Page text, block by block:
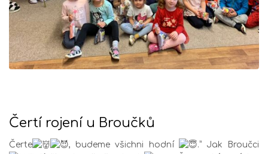
Čertí rojení u Broučků
Čerte , budeme všichni hodní
.” Jak Broučci